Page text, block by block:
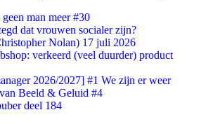
man meer #30
dat vrouwen socialer zijn?
Nolan) 17 juli 2026
verkeerd (veel duurder) product
2026/2027] #1 We zijn er weer
Beeld & Geluid #4
deel 184